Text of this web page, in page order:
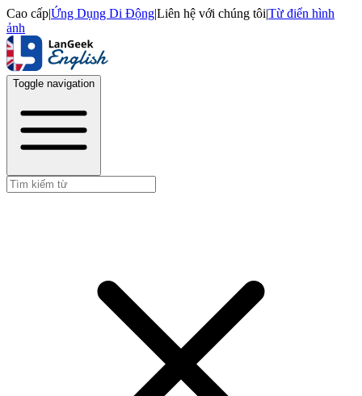
Cao cấp|Ứng Dụng Di Động|Liên hệ với chúng tôi|Từ điển hình
ảnh
Toggle navigation